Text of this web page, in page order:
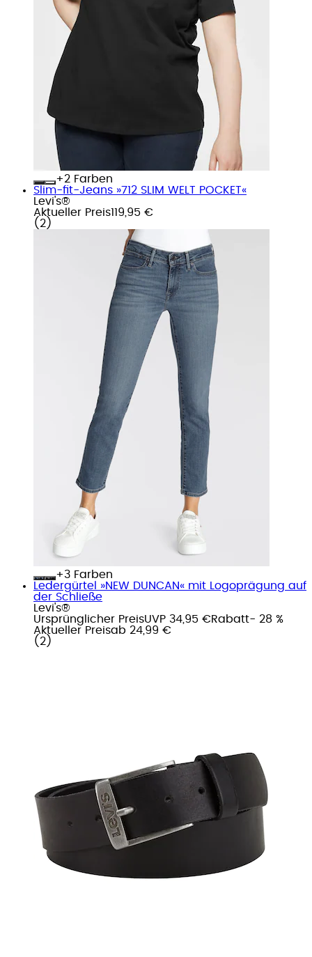
+
Farben
Slim-fit-Jeans »712 SLIM WELT POCKET«
Levi's®
Aktueller Preis119,95 €
( 2 )
+
Farben
Ledergürtel »NEW DUNCAN« mit Logoprägung auf
der Schließe
Levi's®
Ursprünglicher PreisUVP 34,95 €Rabatt- 28 %
Aktueller Preisab 24,99 €
( 2 )